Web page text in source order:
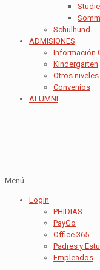
Schulhund
ADMISIONES
Información
Kindergarten
Otros niveles
Convenios
ALUMNI
Menú
Login
PHIDIAS
PayGo
Office 365
Padres y
Empleados